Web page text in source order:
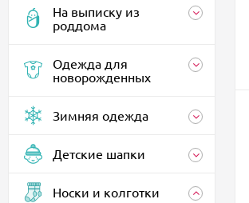
На выписку из
роддома
Одежда для
новорожденных
Зимняя одежда
Детские шапки
Носки и колготки